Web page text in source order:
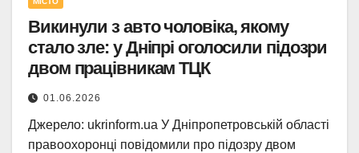
Викинули з авто чоловіка, якому
стало зле: у Дніпрі оголосили підозри
двом працівникам ТЦК
01.06.2026
Джерело: ukrinform.ua У Дніпропетровській області
правоохоронці повідомили про підозру двом